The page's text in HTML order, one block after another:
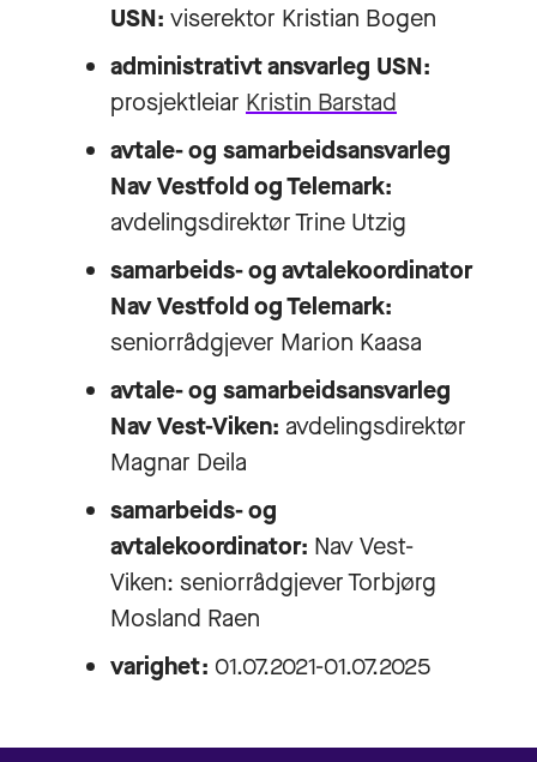
USN: viserektor Kristian Bogen
administrativt ansvarleg USN:
prosjektleiar Kristin Barstad
avtale- og samarbeidsansvarleg
Nav Vestfold og Telemark:
avdelingsdirektør Trine Utzig
samarbeids- og avtalekoordinator
Nav Vestfold og Telemark:
seniorrådgjever Marion Kaasa
avtale- og samarbeidsansvarleg
Nav Vest-Viken: avdelingsdirektør
Magnar Deila
samarbeids- og
avtalekoordinator: Nav Vest-
Viken: seniorrådgjever Torbjørg
Mosland Raen
varighet: 01.07.2021-01.07.2025